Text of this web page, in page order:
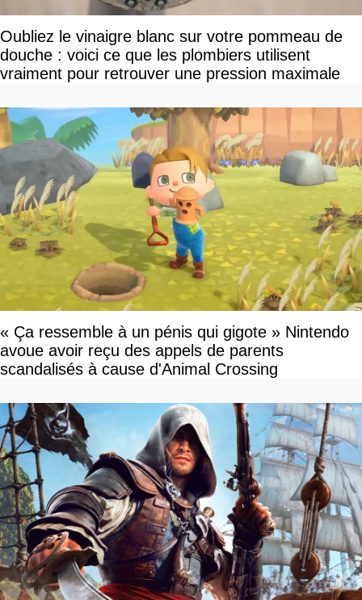
Oubliez le vinaigre blanc sur votre pommeau de
douche : voici ce que les plombiers utilisent
vraiment pour retrouver une pression maximale
« Ça ressemble à un pénis qui gigote » Nintendo
avoue avoir reçu des appels de parents
scandalisés à cause d'Animal Crossing